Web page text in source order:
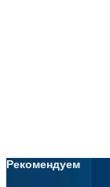
Рекомендуем